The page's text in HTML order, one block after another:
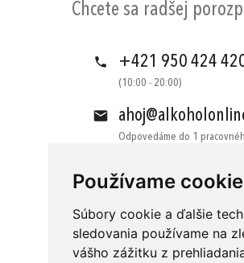
Používame
Súbory cookie a ďalšie
sledovania používame na
vášho zážitku z
Chcete sa radšej
+421 950 424
(10:00 - 20:00)
Odpovedáme do 1
Obchodné podmienky